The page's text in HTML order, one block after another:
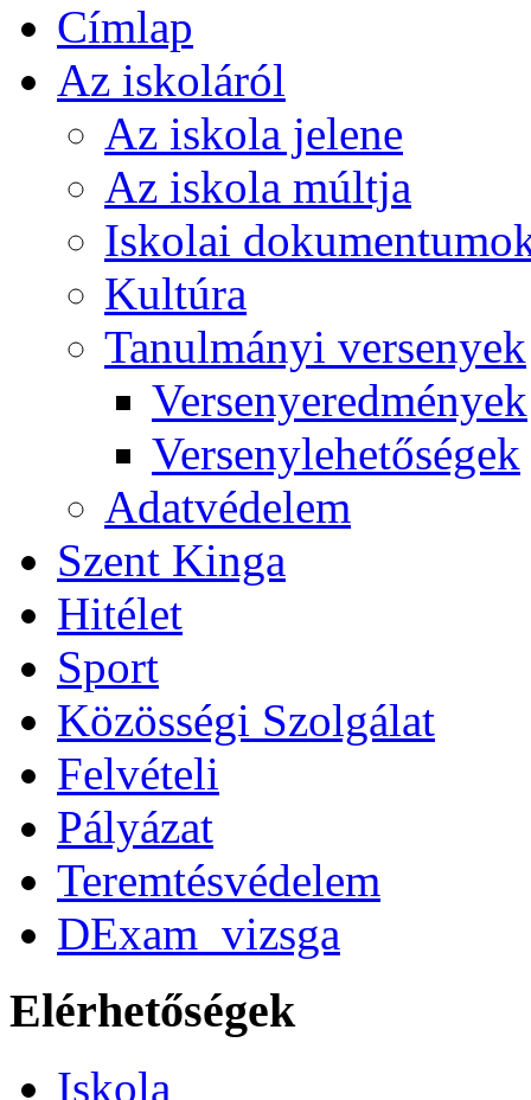
Címlap
Az iskoláról
Az iskola jelene
Az iskola múltja
Iskolai
Kultúra
Tanulmányi versenyek
Versenyeredmények
Versenylehetőségek
Adatvédelem
Szent Kinga
Hitélet
Sport
Közösségi Szolgálat
Felvételi
Pályázat
Teremtésvédelem
DExam_vizsga
Elérhetőségek
Iskola